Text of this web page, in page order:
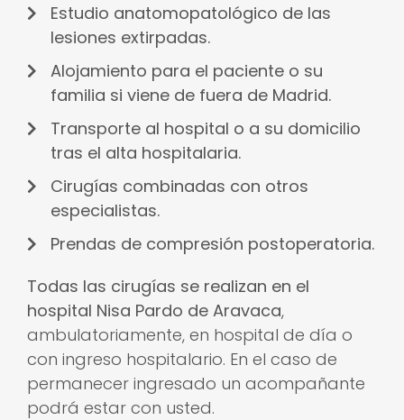
Estudio anatomopatológico de las
lesiones extirpadas.
Alojamiento para el paciente o su
familia si viene de fuera de Madrid.
Transporte al hospital o a su domicilio
tras el alta hospitalaria.
Cirugías combinadas con otros
especialistas.
Prendas de compresión postoperatoria.
Todas las cirugías se realizan en el
hospital Nisa Pardo de Aravaca,
ambulatoriamente, en hospital de día o
con ingreso hospitalario. En el caso de
permanecer ingresado un acompañante
podrá estar con usted.